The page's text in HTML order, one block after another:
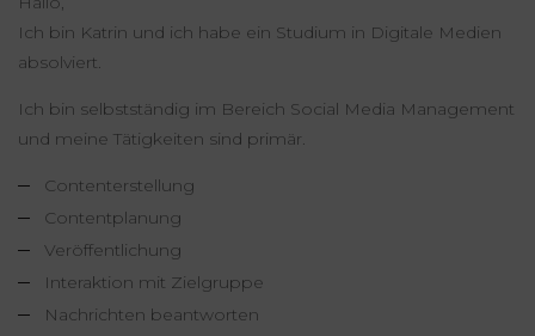
Ich bin Katrin und ich habe ein Studium in Digitale Medien
absolviert.
Ich bin selbstständig im Bereich Social Media Management
und meine Tätigkeiten sind primär.
Contenterstellung
Contentplanung
Veröffentlichung
Interaktion mit Zielgruppe
Nachrichten beantworten